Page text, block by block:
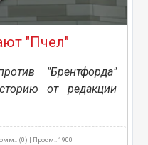
"Пчел"
"Брентфорда"
от редакции
(0) | Просм.: 1900